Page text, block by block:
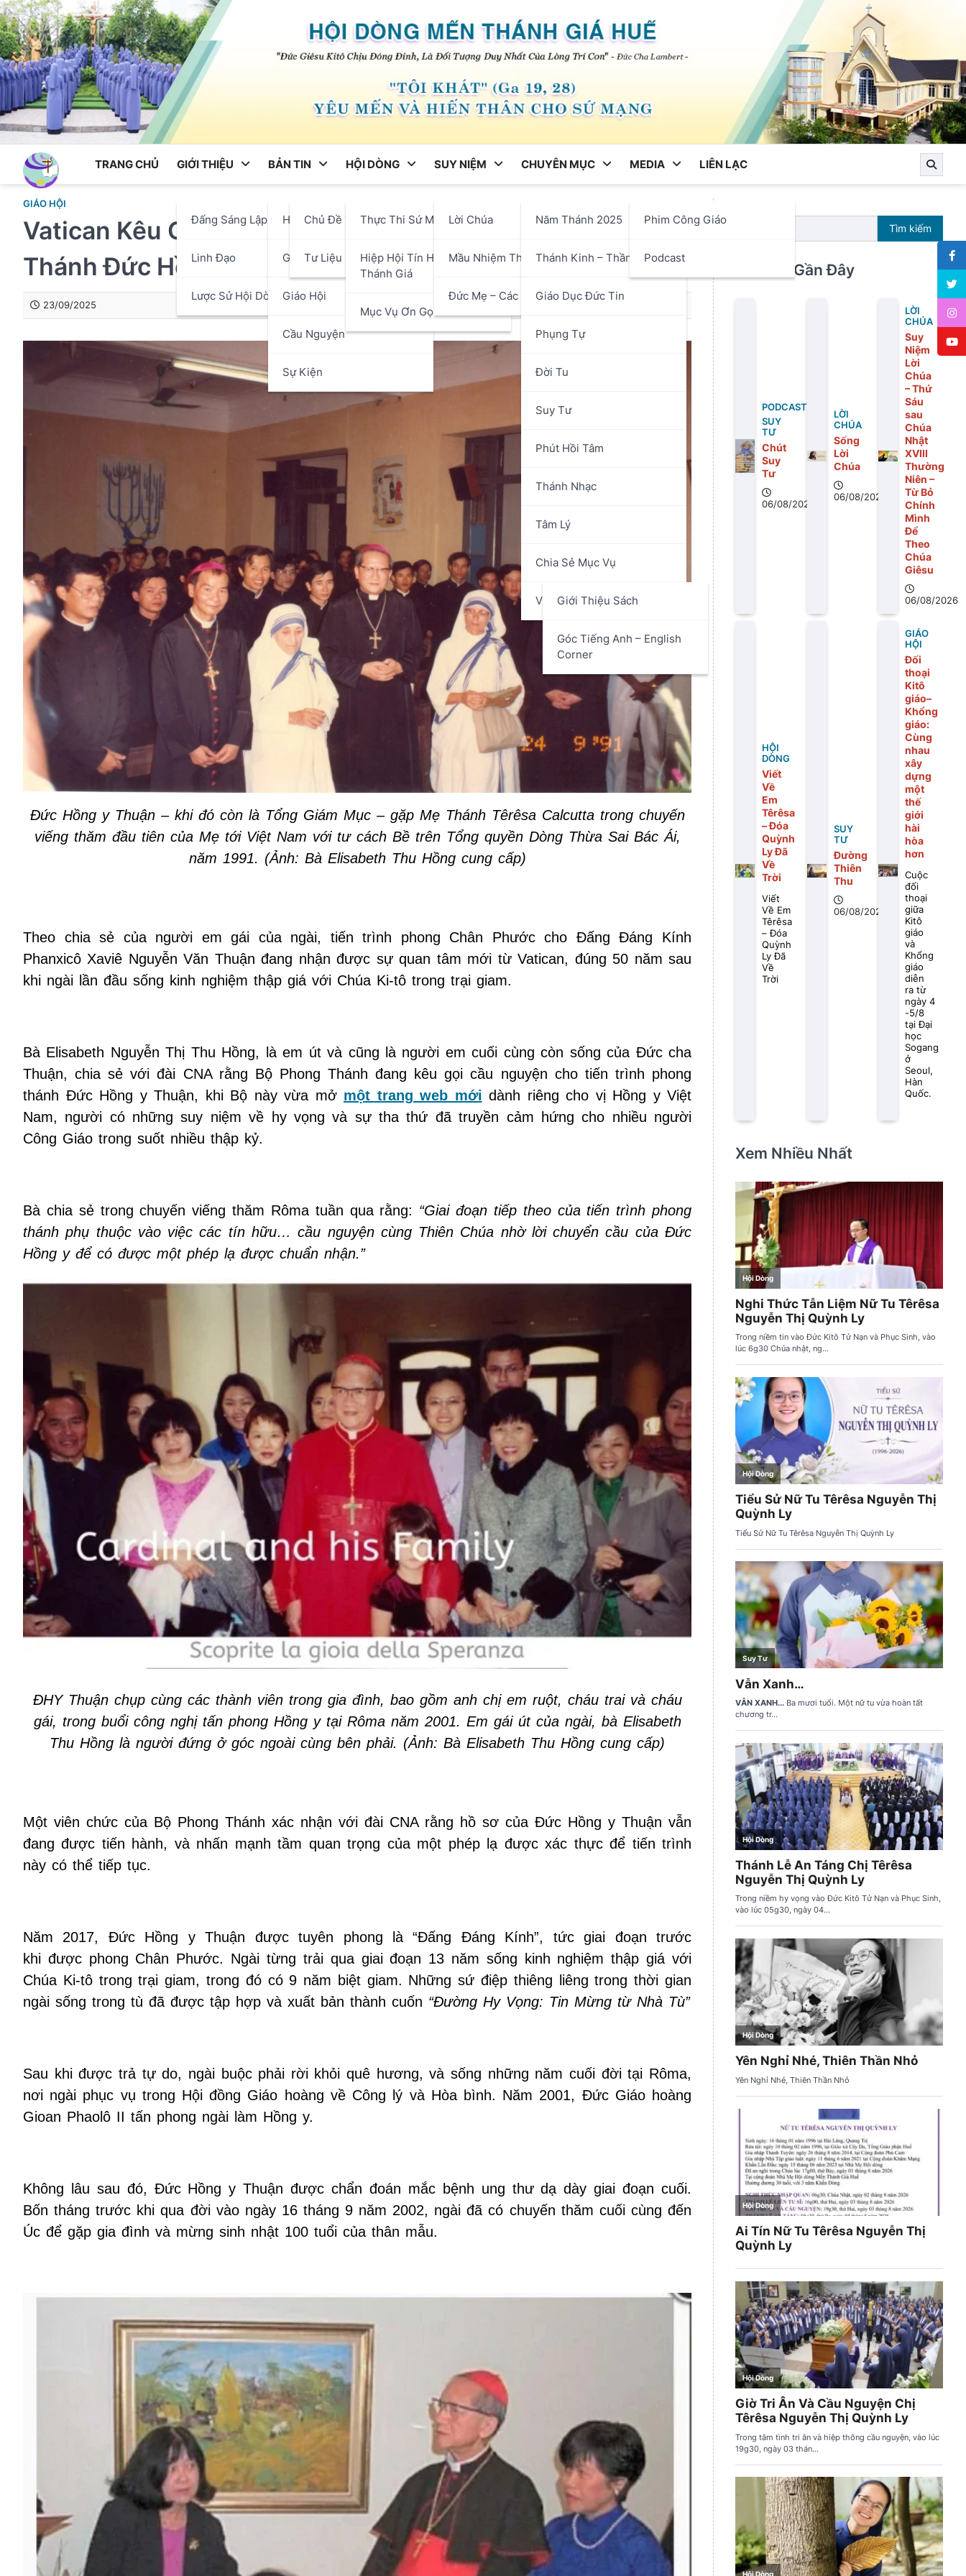
Skip
to
content
TRANG CHỦ GIỚI THIỆU
Đấng Sáng Lập
Linh Đạo
Lược Sử Hội Dòng
BẢN TIN
Hội Dòng
Chủ Đề Tháng
Tư Liệu
Giáo Phận
Giáo Hội
Cầu Nguyện
Sự Kiện
HỘI DÒNG
Thực Thi Sứ Mạng
Hiệp Hội Tín Hữu Mến
Thánh Giá
Mục Vụ Ơn Gọi
SUY NIỆM
Lời Chúa
Mầu Nhiệm Thánh Giá
Đức Mẹ – Các Thánh
CHUYÊN MỤC
Năm Thánh 2025
Thánh Kinh – Thần Học
Giáo Dục Đức Tin
Phụng Tự
Đời Tu
Suy Tư
Phút Hồi Tâm
Thánh Nhạc
Tâm Lý
Chia Sẻ Mục Vụ
Văn Hóa Nghệ Thuật
Giới Thiệu Sách
Góc Tiếng Anh – English
Corner
MEDIA
Phim Công Giáo
Podcast
LIÊN LẠC
GIÁO HỘI
Vatican Kêu Gọi Cầu Nguyện Cho Tiến Trình Phong
Thánh Đức Hồng Y Thuận
23/09/2025
Đức Hồng y Thuận – khi đó còn là Tổng Giám Mục – gặp Mẹ Thánh Têrêsa Calcutta trong chuyến
viếng thăm đầu tiên của Mẹ tới Việt Nam với tư cách Bề trên Tổng quyền Dòng Thừa Sai Bác Ái,
năm 1991. (Ảnh: Bà Elisabeth Thu Hồng cung cấp)
Theo chia sẻ của người em gái của ngài, tiến trình phong Chân Phước cho Đấng Đáng Kính
Phanxicô Xaviê Nguyễn Văn Thuận đang nhận được sự quan tâm mới từ Vatican, đúng 50 năm sau
khi ngài lần đầu sống kinh nghiệm thập giá với Chúa Ki-tô trong trại giam.
Bà Elisabeth Nguyễn Thị Thu Hồng, là em út và cũng là người em cuối cùng còn sống của Đức cha
Thuận, chia sẻ với đài CNA rằng Bộ Phong Thánh đang kêu gọi cầu nguyện cho tiến trình phong
thánh Đức Hồng y Thuận, khi Bộ này vừa mở một trang web mới dành riêng cho vị Hồng y Việt
Nam, người có những suy niệm về hy vọng và sự tha thứ đã truyền cảm hứng cho nhiều người
Công Giáo trong suốt nhiều thập kỷ.
Bà chia sẻ trong chuyến viếng thăm Rôma tuần qua rằng: “Giai đoạn tiếp theo của tiến trình phong
thánhphụ thuộc vào việc các tín hữu… cầu nguyện cùng Thiên Chúa nhờ lời chuyển cầu của Đức
Hồng y để có được một phép lạ được chuẩn nhận.”
ĐHY Thuận chụp cùng các thành viên trong gia đình, bao gồm anh chị em ruột, cháu trai và cháu
gái, trong buổi công nghị tấn phong Hồng y tại Rôma năm 2001. Em gái út của ngài, bà Elisabeth
Thu Hồng là người đứng ở góc ngoài cùng bên phải. (Ảnh: Bà Elisabeth Thu Hồng cung cấp)
Một viên chức của Bộ Phong Thánh xác nhận với đài CNA rằng hồ sơ của Đức Hồng y Thuận vẫn
đang được tiến hành, và nhấn mạnh tầm quan trọng của một phép lạ được xác thực để tiến trình
này có thể tiếp tục.
Năm 2017, Đức Hồng y Thuận được tuyên phong là “Đấng Đáng Kính”, tức giai đoạn trước
khi được phong Chân Phước. Ngài từng trải qua giai đoạn 13 năm sống kinh nghiệm thập giá với
Chúa Ki-tô trong trại giam, trong đó có 9 năm biệt giam. Những sứ điệp thiêng liêng trong thời gian
ngài sống trong tù đã được tập hợp và xuất bản thành cuốn “Đường Hy Vọng: Tin Mừng từ Nhà Tù”
Sau khi được trả tự do, ngài buộc phải rời khỏi quê hương, và sống những năm cuối đời tại Rôma,
nơi ngài phục vụ trong Hội đồng Giáo hoàng về Công lý và Hòa bình. Năm 2001, Đức Giáo hoàng
Gioan Phaolô II tấn phong ngài làm Hồng y.
Không lâu sau đó, Đức Hồng y Thuận được chẩn đoán mắc bệnh ung thư dạ dày giai đoạn cuối.
Bốn tháng trước khi qua đời vào ngày 16 tháng 9 năm 2002, ngài đã có chuyến thăm cuối cùng đến
Úc để gặp gia đình và mừng sinh nhật 100 tuổi của thân mẫu.
Tìm kiếm
Bài Viết Gần Đây
PODCAST
SUY
TƯ
Chút
Suy
Tư
06/08/2026
LỜI
CHÚA
Sống
Lời
Chúa
06/08/2026
LỜI
CHÚA
Suy
Niệm
Lời
Chúa
– Thứ
Sáu
sau
Chúa
Nhật
XVIII
Thường
Niên –
Từ Bỏ
Chính
Mình
Để
Theo
Chúa
Giêsu
06/08/2026
HỘI
DÒNG
Viết
Về
Em
Têrêsa
– Đóa
Quỳnh
Ly Đã
Về
Trời
Viết
Về Em
Têrêsa
– Đóa
Quỳnh
Ly Đã
Về
Trời
SUY
TƯ
Đường
Thiên
Thu
06/08/2026
GIÁO
HỘI
Đối
thoại
Kitô
giáo–
Khổng
giáo:
Cùng
nhau
xây
dựng
một
thế
giới
hài
hòa
hơn
Cuộc
đối
thoại
giữa
Kitô
giáo
và
Khổng
giáo
diễn
ra từ
ngày 4
-5/8
tại Đại
học
Sogang
ở
Seoul,
Hàn
Quốc.
Xem Nhiều Nhất